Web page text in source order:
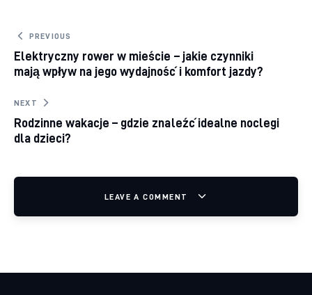
Nawigacja wpisu
PREVIOUS
Elektryczny rower w mieście – jakie czynniki
mają wpływ na jego wydajność i komfort jazdy?
NEXT
Rodzinne wakacje – gdzie znaleźć idealne noclegi
dla dzieci?
LEAVE A COMMENT